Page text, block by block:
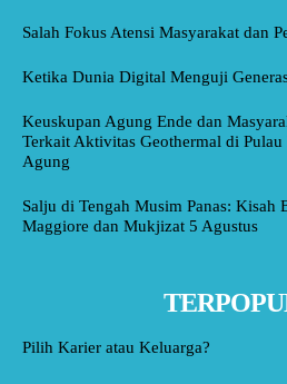
Salah Fokus Atensi Masyarakat dan
Ketika Dunia Digital Menguji
Keuskupan Agung Ende dan
Terkait Aktivitas Geothermal di Pulau
Agung
Salju di Tengah Musim Panas: Kisah
Maggiore dan Mukjizat 5 Agustus
Pilih Karier atau Keluarga?